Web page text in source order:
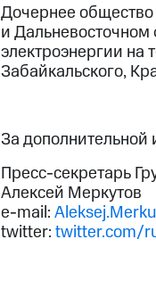
Дочернее
и Дальневосточном
электроэнергии на
Забайкальского,
За
Пресс-секретарь
Алексей Меркутов
e-mail:
twitter:twitter.com/